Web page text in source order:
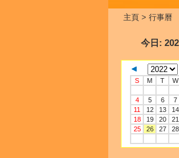
主頁> 行事曆
今日 :
S M T W
4
5 6 7
11
12 13 14
18
19 20 21
25
26 27 28